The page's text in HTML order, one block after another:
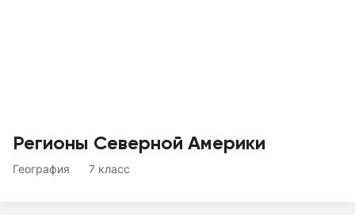
Регионы Северной Америки
География 7 класс